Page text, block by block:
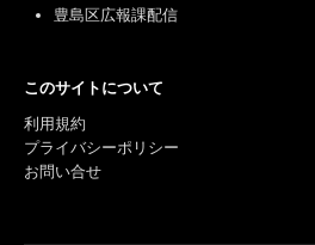
豊島区広報課配信
このサイトについて
利用規約
プライバシーポリシー
お問い合せ